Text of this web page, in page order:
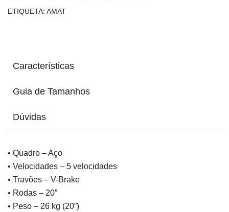
ETIQUETA: AMAT
Características
Guia de Tamanhos
Dúvidas
• Quadro – Aço
• Velocidades – 5 velocidades
• Travões – V-Brake
• Rodas – 20”
• Peso – 26 kg (20”)